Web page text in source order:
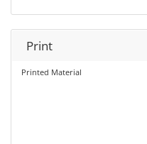
Print
Printed Material